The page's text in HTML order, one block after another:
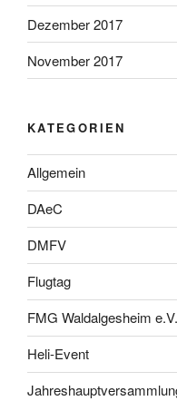
Dezember 2017
November 2017
KATEGORIEN
Allgemein
DAeC
DMFV
Flugtag
FMG Waldalgesheim e.V.
Heli-Event